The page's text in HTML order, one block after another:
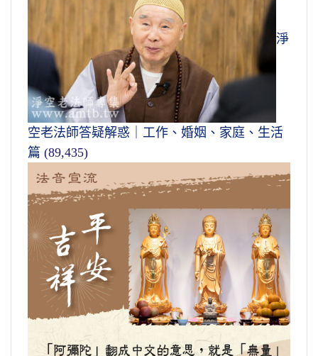
淨
空老法師答疑解惑｜工作、婚姻、家庭、生活
篇 (89,435)